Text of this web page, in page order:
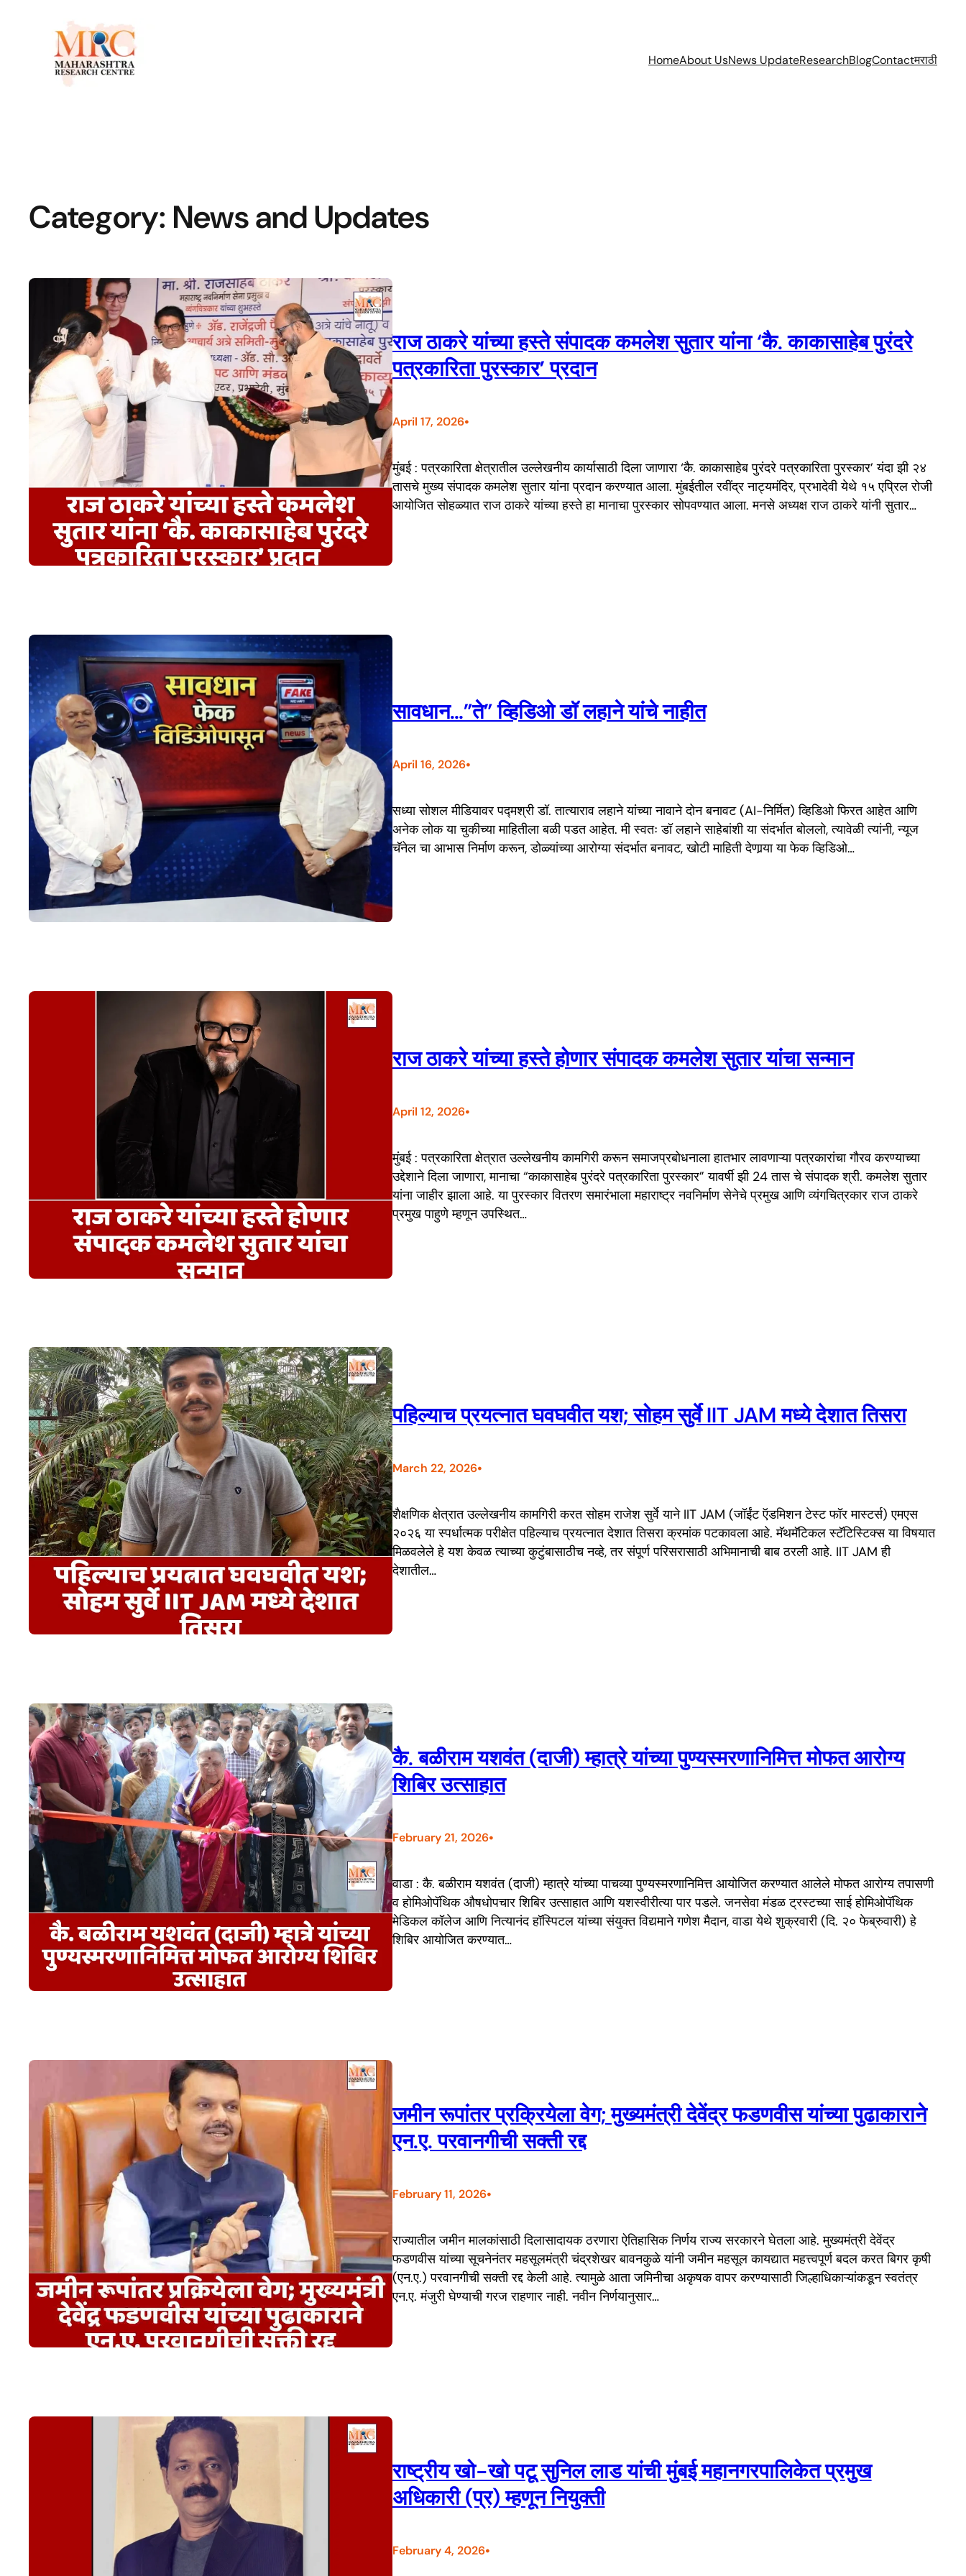
HomeAbout UsNews UpdateResearchBlogContactमराठी
Category: News and Updates
राज ठाकरे यांच्या हस्ते संपादक कमलेश सुतार यांना ‘कै. काकासाहेब पुरंदरे
पत्रकारिता पुरस्कार’ प्रदान
April 17, 2026•
मुंबई : पत्रकारिता क्षेत्रातील उल्लेखनीय कार्यासाठी दिला जाणारा ‘कै. काकासाहेब पुरंदरे पत्रकारिता पुरस्कार’ यंदा झी २४
तासचे मुख्य संपादक कमलेश सुतार यांना प्रदान करण्यात आला. मुंबईतील रवींद्र नाट्यमंदिर, प्रभादेवी येथे १५ एप्रिल रोजी
आयोजित सोहळ्यात राज ठाकरे यांच्या हस्ते हा मानाचा पुरस्कार सोपवण्यात आला. मनसे अध्यक्ष राज ठाकरे यांनी सुतार…
सावधान…”ते” व्हिडिओ डॉ लहाने यांचे नाहीत
April 16, 2026•
सध्या सोशल मीडियावर पद्मश्री डॉ. तात्याराव लहाने यांच्या नावाने दोन बनावट (AI-निर्मित) व्हिडिओ फिरत आहेत आणि
अनेक लोक या चुकीच्या माहितीला बळी पडत आहेत. मी स्वतः डॉ लहाने साहेबांशी या संदर्भात बोललो, त्यावेळी त्यांनी, न्यूज
चॅनेल चा आभास निर्माण करून, डोळ्यांच्या आरोग्या संदर्भात बनावट, खोटी माहिती देणार्‍या या फेक व्हिडिओ…
राज ठाकरे यांच्या हस्ते होणार संपादक कमलेश सुतार यांचा सन्मान
April 12, 2026•
मुंबई : पत्रकारिता क्षेत्रात उल्लेखनीय कामगिरी करून समाजप्रबोधनाला हातभार लावणाऱ्या पत्रकारांचा गौरव करण्याच्या
उद्देशाने दिला जाणारा, मानाचा “काकासाहेब पुरंदरे पत्रकारिता पुरस्कार” यावर्षी झी 24 तास चे संपादक श्री. कमलेश सुतार
यांना जाहीर झाला आहे. या पुरस्कार वितरण समारंभाला महाराष्ट्र नवनिर्माण सेनेचे प्रमुख आणि व्यंगचित्रकार राज ठाकरे
प्रमुख पाहुणे म्हणून उपस्थित…
पहिल्याच प्रयत्नात घवघवीत यश; सोहम सुर्वे IIT JAM मध्ये देशात तिसरा
March 22, 2026•
शैक्षणिक क्षेत्रात उल्लेखनीय कामगिरी करत सोहम राजेश सुर्वे याने IIT JAM (जॉईंट ऍडमिशन टेस्ट फॉर मास्टर्स) एमएस
२०२६ या स्पर्धात्मक परीक्षेत पहिल्याच प्रयत्नात देशात तिसरा क्रमांक पटकावला आहे. मॅथमॅटिकल स्टॅटिस्टिक्स या विषयात
मिळवलेले हे यश केवळ त्याच्या कुटुंबासाठीच नव्हे, तर संपूर्ण परिसरासाठी अभिमानाची बाब ठरली आहे. IIT JAM ही
देशातील…
कै. बळीराम यशवंत (दाजी) म्हात्रे यांच्या पुण्यस्मरणानिमित्त मोफत आरोग्य
शिबिर उत्साहात
February 21, 2026•
वाडा : कै. बळीराम यशवंत (दाजी) म्हात्रे यांच्या पाचव्या पुण्यस्मरणानिमित्त आयोजित करण्यात आलेले मोफत आरोग्य तपासणी
व होमिओपॅथिक औषधोपचार शिबिर उत्साहात आणि यशस्वीरीत्या पार पडले. जनसेवा मंडळ ट्रस्टच्या साई होमिओपॅथिक
मेडिकल कॉलेज आणि नित्यानंद हॉस्पिटल यांच्या संयुक्त विद्यमाने गणेश मैदान, वाडा येथे शुक्रवारी (दि. २० फेब्रुवारी) हे
शिबिर आयोजित करण्यात…
जमीन रूपांतर प्रक्रियेला वेग; मुख्यमंत्री देवेंद्र फडणवीस यांच्या पुढाकाराने
एन.ए. परवानगीची सक्ती रद्द
February 11, 2026•
राज्यातील जमीन मालकांसाठी दिलासादायक ठरणारा ऐतिहासिक निर्णय राज्य सरकारने घेतला आहे. मुख्यमंत्री देवेंद्र
फडणवीस यांच्या सूचनेनंतर महसूलमंत्री चंद्रशेखर बावनकुळे यांनी जमीन महसूल कायद्यात महत्त्वपूर्ण बदल करत बिगर कृषी
(एन.ए.) परवानगीची सक्ती रद्द केली आहे. त्यामुळे आता जमिनीचा अकृषक वापर करण्यासाठी जिल्हाधिकाऱ्यांकडून स्वतंत्र
एन.ए. मंजुरी घेण्याची गरज राहणार नाही. नवीन निर्णयानुसार…
राष्ट्रीय खो-खो पटू सुनिल लाड यांची मुंबई महानगरपालिकेत प्रमुख
अधिकारी (प्र) म्हणून नियुक्ती
February 4, 2026•